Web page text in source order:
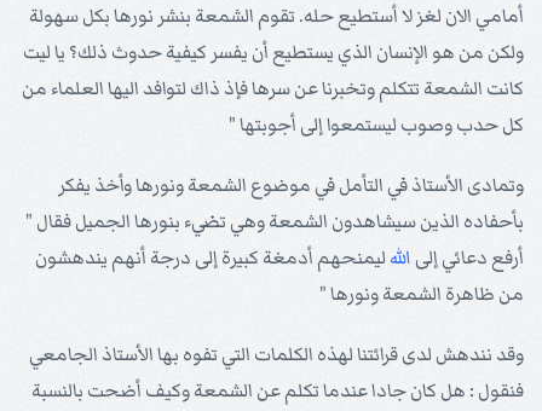
أمامي الان لغز لا أستطيع حله. تقوم الشمعة بنشر نورها بكل سهولة
ولكن من هو الإنسان الذي يستطيع أن يفسر كيفية حدوث ذلك؟ يا ليت
كانت الشمعة تتكلم وتخبرنا عن سرها فإذ ذاك لتوافد اليها العلماء من
كل حدب وصوب ليستمعوا إلى أجوبتها "
وتمادى الأستاذ في التأمل في موضوع الشمعة ونورها وأخذ يفكر
بأحفاده الذين سيشاهدون الشمعة وهي تضيء بنورها الجميل فقال "
أرفع دعائي إلى الله ليمنحهم أدمغة كبيرة إلى درجة أنهم يندهشون
من ظاهرة الشمعة ونورها "
وقد نندهش لدى قرائتنا لهذه الكلمات التي تفوه بها الأستاذ الجامعي
فنقول : هل كان جادا عندما تكلم عن الشمعة وكيف أضحت بالنسبة